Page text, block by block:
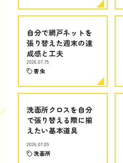
自分で網戸ネットを
張り替えた週末の達
成感と工夫
2026.07.15
害虫
洗面所クロスを自分
で張り替える際に揃
えたい基本道具
2026.07.09
洗面所